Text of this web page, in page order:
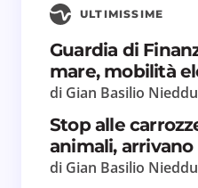
per il prossimo
Invia
ULTIMISSIME
Guardia di
mare, mobilità
di Gian Basilio Nieddu
Stop alle
animali,
di Gian Basilio Nieddu